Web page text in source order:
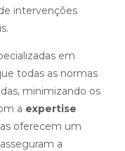
intervenções
em
todas as normas
minimizando os
a expertise
oferecem um
a